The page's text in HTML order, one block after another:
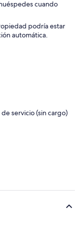
cuando
podría estar
automática.
servicio (sin cargo)